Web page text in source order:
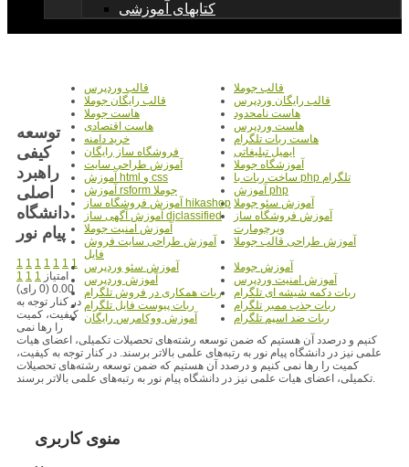
کتابهای آموزشی
قالب جوملا
قالب وردپرس
قالب رایگان وردپرس
قالب رایگان جوملا
هاست نامحدود
هاست جوملا
هاست وردپرس
هاست اقتصادی
هاست ربات تلگرام
خرید دامنه
ایمیل تبلیغاتی
فروشگاه ساز رایگان
آموزشگاه جوملا
آموزش طراحی سایت
ساخت ربات با php تلگرام
آموزش html و css
آموزش php
آموزش rsform جوملا
آموزش سئو جوملا آموزش فروشگاه ساز hikashop
آموزش فروشگاه ساز
ویرچومارت
آموزش آگهی ساز djclassified
آموزش امنیت جوملا
آموزش طراحی قالب جوملا
آموزش طراحی سایت فروش
فایل
آموزش جوملا
آموزش سئو وردپرس
آموزش امنیت وردپرس
آموزش وردپرس
ربات دکمه شیشه ای تلگرام
ربات همکاری در فروش تلگرام
ربات جذب ممبر تلگرام
ربات پیوست فایل تلگرام
ربات ضد اسپم تلگرام
آموزش ووکامرس رایگان
توسعه
کیفی
راهبرد
اصلی
دانشگاه
پیام نور
1 1 1 1 1 1 1
1 1 1 امتیاز
0.00 (0 رای)
در کنار توجه به
کیفیت، کمیت
را رها نمی
کنیم و درصدد آن هستیم که ضمن توسعه رشته‌های تحصیلات تکمیلی، اعضای هیات
علمی نیز در دانشگاه پیام نور به رتبه‌های علمی بالاتر برسند. در کنار توجه به کیفیت،
کمیت را رها نمی کنیم و درصدد آن هستیم که ضمن توسعه رشته‌های تحصیلات
تکمیلی، اعضای هیات علمی نیز در دانشگاه پیام نور به رتبه‌های علمی بالاتر برسند.
منوی کاربری